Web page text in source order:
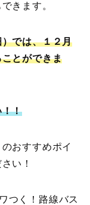
きます。
では、１２月
とができま
！！
おすすめポイ
い！
つく！路線バス